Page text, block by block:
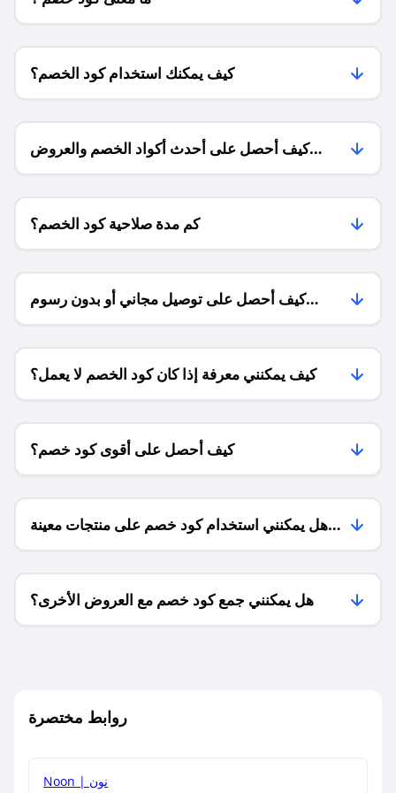
كيف يمكنك استخدام كود الخصم؟
كيف أحصل على أحدث أكواد الخصم والعروض
للمتاجر؟
كم مدة صلاحية كود الخصم؟
كيف أحصل على توصيل مجاني أو بدون رسوم
الشحن ؟
كيف يمكنني معرفة إذا كان كود الخصم لا يعمل؟
كيف أحصل على أقوى كود خصم؟
هل يمكنني استخدام كود خصم على منتجات معينة
فقط؟
هل يمكنني جمع كود خصم مع العروض الأخرى؟
روابط مختصرة
Noon | نون